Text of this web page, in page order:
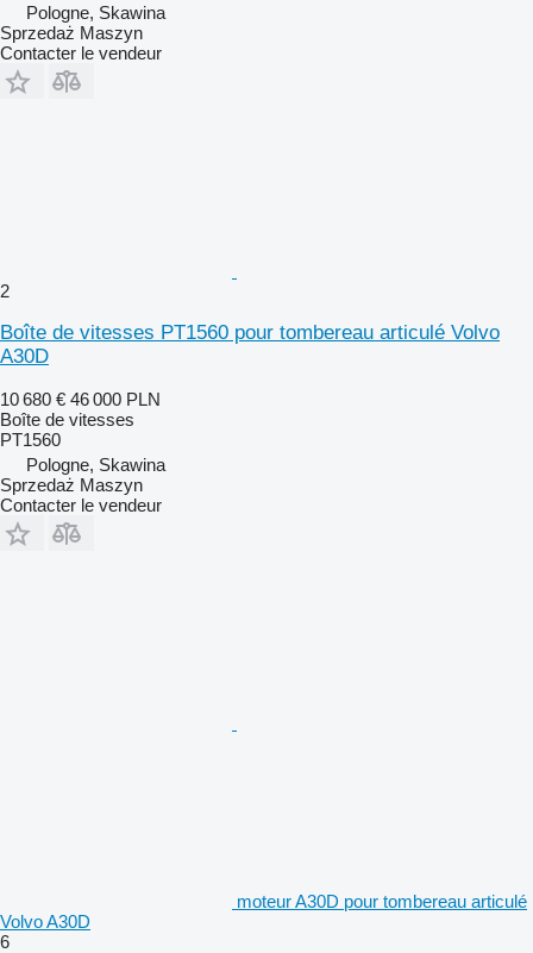
Pologne, Skawina
Sprzedaż Maszyn
Contacter le vendeur
2
Boîte de vitesses PT1560 pour tombereau articulé Volvo
A30D
10 680 € 46 000 PLN
Boîte de vitesses
PT1560
Pologne, Skawina
Sprzedaż Maszyn
Contacter le vendeur
moteur A30D pour tombereau articulé
Volvo A30D
6